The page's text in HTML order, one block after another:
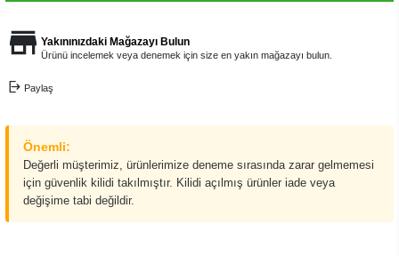
Yakınınızdaki Mağazayı Bulun
Ürünü incelemek veya denemek için size en yakın mağazayı bulun.
Paylaş
Önemli:
Değerli müşterimiz, ürünlerimize deneme sırasında zarar gelmemesi
için güvenlik kilidi takılmıştır. Kilidi açılmış ürünler iade veya
değişime tabi değildir.